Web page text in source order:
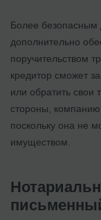
Более безопасным
дополнительно
поручительством
кредитор сможет
или обратить свои
стороны, компанию
поскольку она не
имуществом.